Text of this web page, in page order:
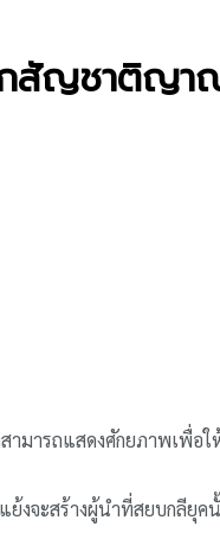
ากสัญชาติญ
มารถแสดงศักยภาพเพื่อ
จะสร้างผู้นำที่สยบกลียุค